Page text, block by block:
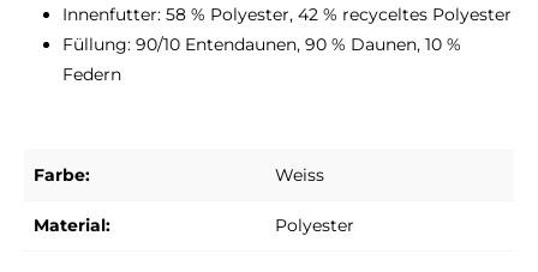
Innenfutter: 58 % Polyester, 42 % recyceltes Polyester
Füllung: 90/10 Entendaunen, 90 % Daunen, 10 %
Federn
Farbe: Weiss
Material: Polyester